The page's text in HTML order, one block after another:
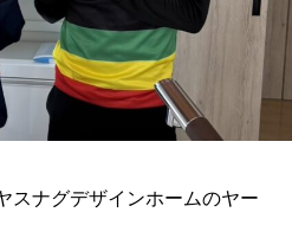
スナグデザインホームのヤー